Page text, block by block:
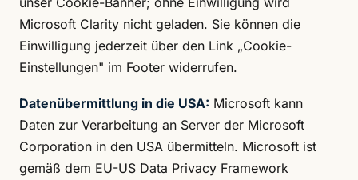
Microsoft Clarity nicht geladen. Sie können die
Einwilligung jederzeit über den Link „Cookie-
Einstellungen" im Footer widerrufen.
Datenübermittlung in die USA: Microsoft kann
Daten zur Verarbeitung an Server der Microsoft
Corporation in den USA übermitteln. Microsoft ist
gemäß dem EU-US Data Privacy Framework